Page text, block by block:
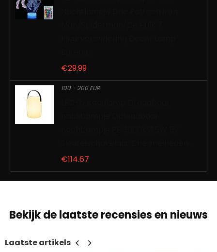
€29.99
100 - 200 EUR
€114.67
Bekijk de laatste recensies en nieuws
Laatste artikels